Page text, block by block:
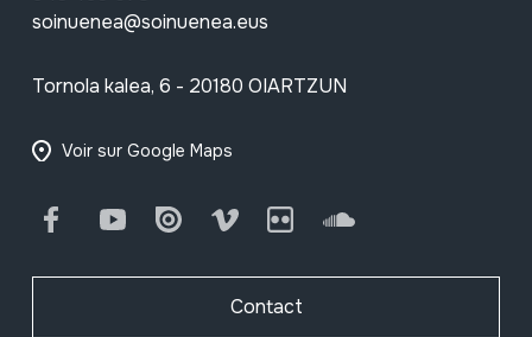
soinuenea@soinuenea.eus
Tornola kalea, 6 - 20180 OIARTZUN
Voir sur Google Maps
FacebookYoutube Issuu Vimeo Flickr SoundCloud
Contact